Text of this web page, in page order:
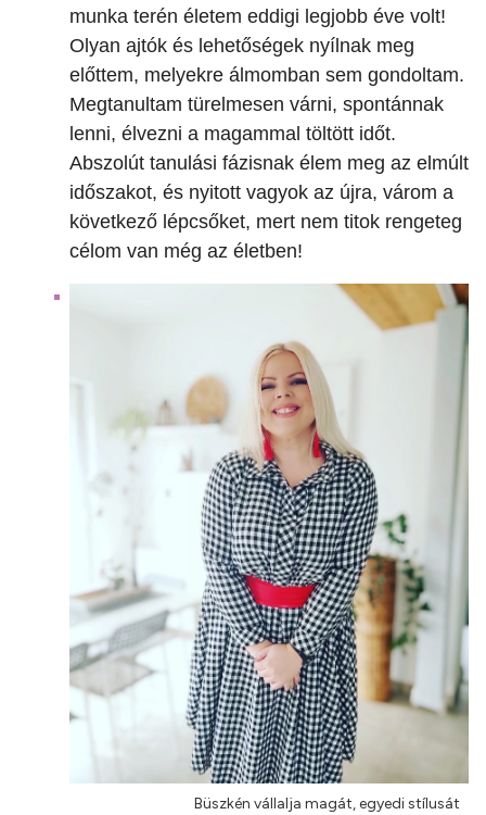
munka terén életem eddigi legjobb éve volt!
Olyan ajtók és lehetőségek nyílnak meg
előttem, melyekre álmomban sem gondoltam.
Megtanultam türelmesen várni, spontánnak
lenni, élvezni a magammal töltött időt.
Abszolút tanulási fázisnak élem meg az elmúlt
időszakot, és nyitott vagyok az újra, várom a
következő lépcsőket, mert nem titok rengeteg
célom van még az életben!
Büszkén vállalja magát, egyedi stílusát